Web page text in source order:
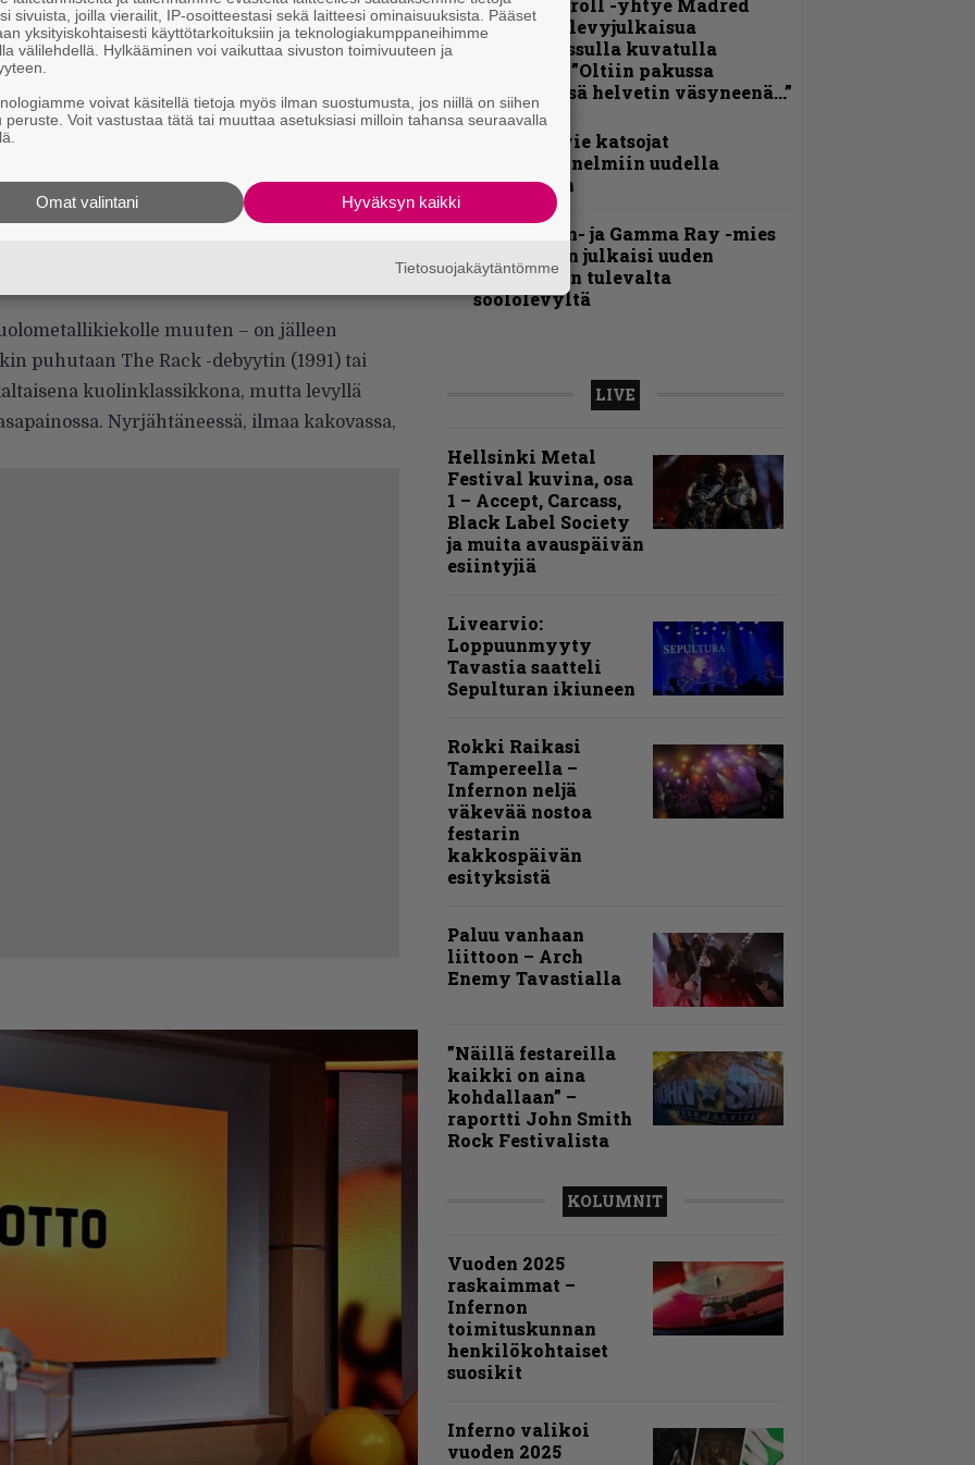
olla ainoita asioita, joihin voi luottaa
Asphyxin uusi levy, tietää varmasti mitä on
-tuliaisina runsaasti sotakuvastoa
muutoin homman nimi on tasaisesti
The Grand Denialin puoliakustiset
Paradise Lostin. Vaikkei melodioita osaa
tuovat levylle roimasti lisää
muuten – on jälleen
puhutaan The Rack -debyytin (1991) tai
kuolinklassikkona, mutta levyllä
Nyrjähtäneessä, ilmaa kakovassa,
Thrash ’n’ roll -yhtye Madred
ryydittää levyjulkaisua
keikkareissulla kuvatulla
videolla – ”Oltiin pakussa
kusihädässä helvetin väsyneenä…”
Anthrax vie katsojat
keikkatunnelmiin uudella
videollaan
Helloween- ja Gamma Ray -mies
Kai Hansen julkaisi uuden
maistiaisen tulevalta
soololevyltä
LIVE
Hellsinki Metal
Festival kuvina, osa
1 – Accept, Carcass,
Black Label Society
ja muita avauspäivän
esiintyjiä
Livearvio:
Loppuunmyyty
Tavastia saatteli
Sepulturan ikiuneen
Rokki Raikasi
Tampereella –
Infernon neljä
väkevää nostoa
festarin
kakkospäivän
esityksistä
Paluu vanhaan
liittoon – Arch
Enemy Tavastialla
”Näillä festareilla
kaikki on aina
kohdallaan” –
raportti John Smith
Rock Festivalista
KOLUMNIT
Vuoden 2025
raskaimmat –
Infernon
toimituskunnan
henkilökohtaiset
suosikit
Inferno valikoi
vuoden 2025
sivuista, joilla vierailit, IP-osoitteestasi sekä laitteesi ominaisuuksista. Pääset
yksityiskohtaisesti käyttötarkoituksiin ja teknologiakumppaneihimme
välilehdellä. Hylkääminen voi vaikuttaa sivuston toimivuuteen ja
voivat käsitellä tietoja myös ilman suostumusta, jos niillä on siihen
peruste. Voit vastustaa tätä tai muuttaa asetuksiasi milloin tahansa seuraavalla
Hyväksyn kaikki
Omat valintani
Tietosuojakäytäntömme